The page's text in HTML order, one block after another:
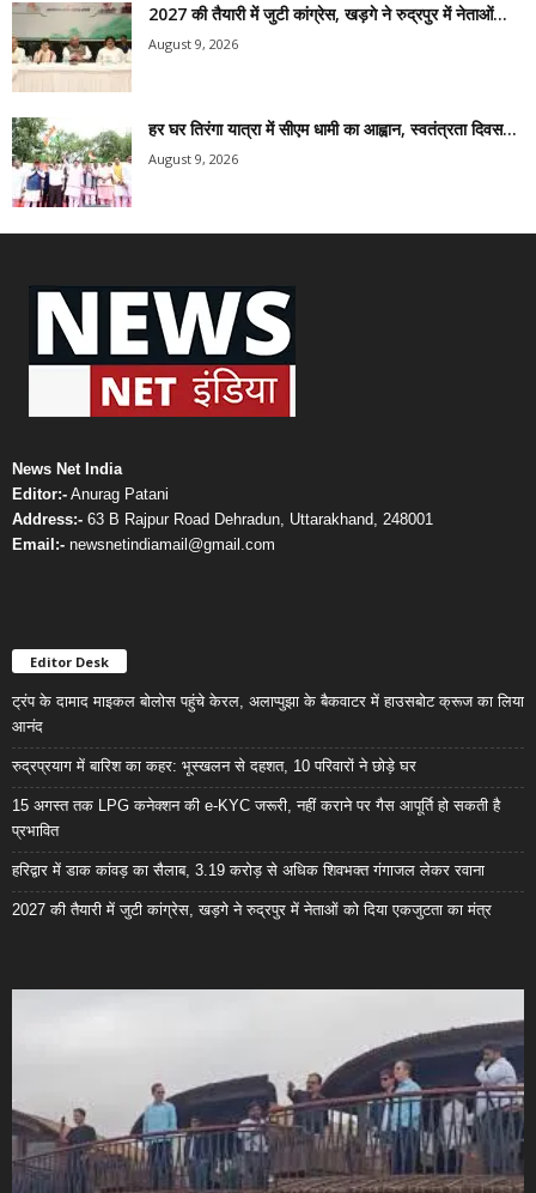
2027 की तैयारी में जुटी कांग्रेस, खड़गे ने रुद्रपुर में नेताओं...
August 9, 2026
हर घर तिरंगा यात्रा में सीएम धामी का आह्वान, स्वतंत्रता दिवस...
August 9, 2026
News Net India
Editor:- Anurag Patani
Address:- 63 B Rajpur Road Dehradun, Uttarakhand, 248001
Email:- newsnetindiamail@gmail.com
Editor Desk
ट्रंप के दामाद माइकल बोलोस पहुंचे केरल, अलाप्पुझा के बैकवाटर में हाउसबोट क्रूज का लिया
आनंद
रुद्रप्रयाग में बारिश का कहर: भूस्खलन से दहशत, 10 परिवारों ने छोड़े घर
15 अगस्त तक LPG कनेक्शन की e-KYC जरूरी, नहीं कराने पर गैस आपूर्ति हो सकती है
प्रभावित
हरिद्वार में डाक कांवड़ का सैलाब, 3.19 करोड़ से अधिक शिवभक्त गंगाजल लेकर रवाना
2027 की तैयारी में जुटी कांग्रेस, खड़गे ने रुद्रपुर में नेताओं को दिया एकजुटता का मंत्र